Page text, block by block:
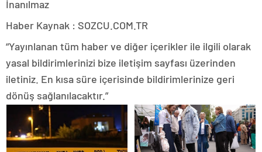
Haber Kaynak : SOZCU.COM.TR
“Yayınlanan tüm haber ve diğer içerikler ile ilgili olarak
yasal bildirimlerinizi bize iletişim sayfası üzerinden
iletiniz. En kısa süre içerisinde bildirimlerinize geri
dönüş sağlanılacaktır.”